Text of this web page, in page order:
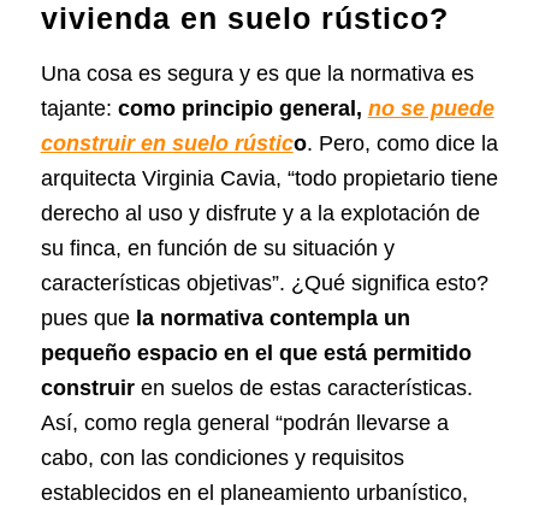
vivienda en suelo rústico?
Una cosa es segura y es que la normativa es
tajante: como principio general, no se puede
construir en suelo rústico. Pero, como dice la
arquitecta Virginia Cavia, “todo propietario tiene
derecho al uso y disfrute y a la explotación de
su finca, en función de su situación y
características objetivas”. ¿Qué significa esto?
pues que la normativa contempla un
pequeño espacio en el que está permitido
construiren suelos de estas características.
Así, como regla general “podrán llevarse a
cabo, con las condiciones y requisitos
establecidos en el planeamiento urbanístico,